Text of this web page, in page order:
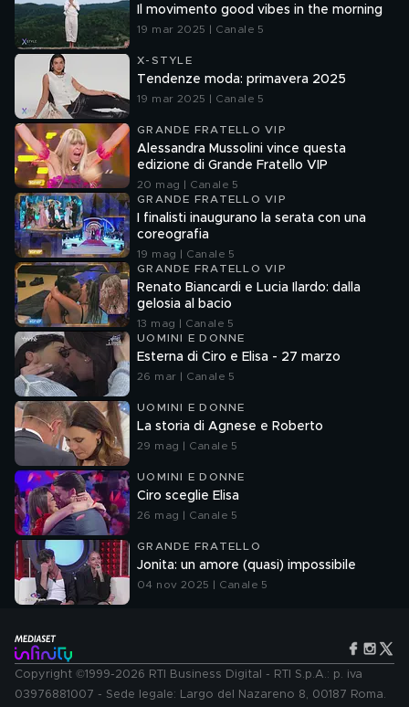
Il movimento good vibes in the morning
19 mar 2025 | Canale 5
X-STYLE
Tendenze moda: primavera 2025
19 mar 2025 | Canale 5
GRANDE FRATELLO VIP
Alessandra Mussolini vince questa
edizione di Grande Fratello VIP
20 mag | Canale 5
GRANDE FRATELLO VIP
I finalisti inaugurano la serata con una
coreografia
19 mag | Canale 5
GRANDE FRATELLO VIP
Renato Biancardi e Lucia Ilardo: dalla
gelosia al bacio
13 mag | Canale 5
UOMINI E DONNE
Esterna di Ciro e Elisa - 27 marzo
26 mar | Canale 5
UOMINI E DONNE
La storia di Agnese e Roberto
29 mag | Canale 5
UOMINI E DONNE
Ciro sceglie Elisa
26 mag | Canale 5
GRANDE FRATELLO
Jonita: un amore (quasi) impossibile
04 nov 2025 | Canale 5
Copyright ©1999-2026 RTI Business Digital - RTI S.p.A.: p. iva
03976881007 - Sede legale: Largo del Nazareno 8, 00187 Roma.